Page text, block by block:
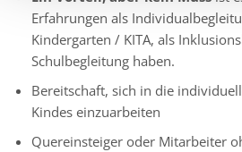
Erfahrungen als
Kindergarten / KITA, als
Schulbegleitung haben.
Bereitschaft, sich in die
Kindes einzuarbeiten
Quereinsteiger oder Mitarbeiter